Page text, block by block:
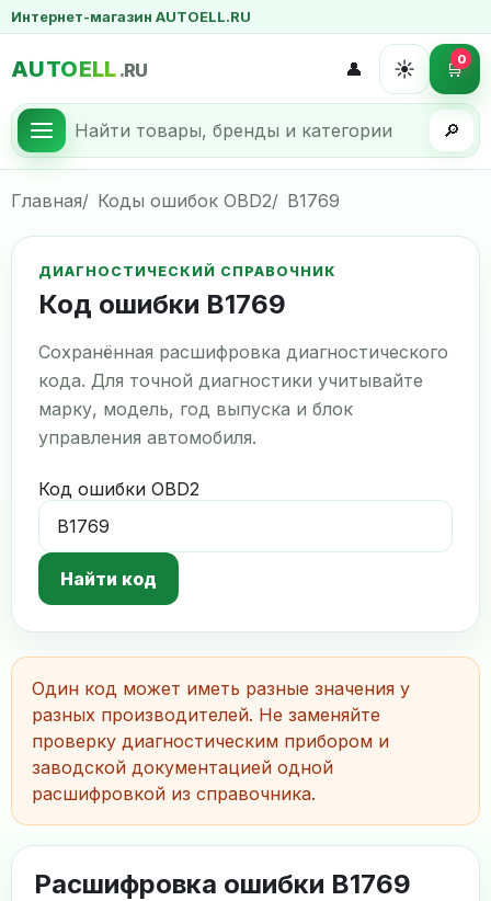
Интернет-магазин AUTOELL.RU
AUTOELL .RU
🔎
👤 ☀️ 🛒0
Главная Коды ошибок OBD2 B1769
ДИАГНОСТИЧЕСКИЙ СПРАВОЧНИК
Код ошибки B1769
Сохранённая расшифровка диагностического
кода. Для точной диагностики учитывайте
марку, модель, год выпуска и блок
управления автомобиля.
Код ошибки OBD2
Найти код
Один код может иметь разные значения у
разных производителей. Не заменяйте
проверку диагностическим прибором и
заводской документацией одной
расшифровкой из справочника.
Расшифровка ошибки B1769